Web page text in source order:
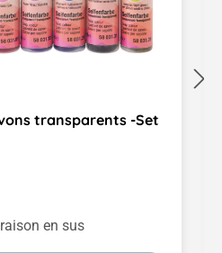
transparents -Set
en sus